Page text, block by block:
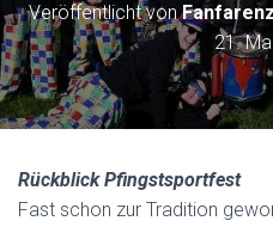
Veröffentlicht von
21.
Rückblick Pfingstsportfest
Fast schon zur Tradition